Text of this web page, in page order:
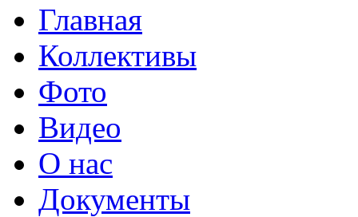
Главная
Коллективы
Фото
Видео
О нас
Документы